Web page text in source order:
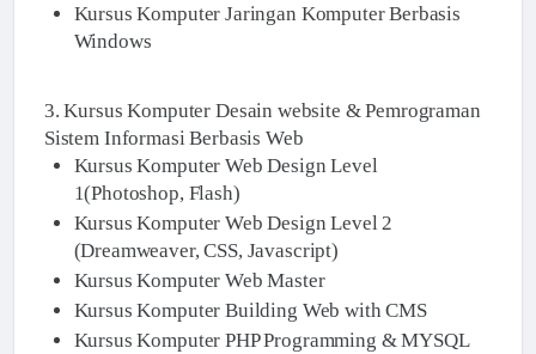
Kursus Komputer Jaringan Komputer Berbasis
Windows
3. Kursus Komputer Desain website & Pemrograman
Sistem Informasi Berbasis Web
Kursus Komputer Web Design Level
1(Photoshop, Flash)
Kursus Komputer Web Design Level 2
(Dreamweaver, CSS, Javascript)
Kursus Komputer Web Master
Kursus Komputer Building Web with CMS
Kursus Komputer PHP Programming & MYSQL